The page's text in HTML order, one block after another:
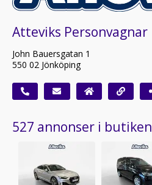
Atteviks Personvagnar
John Bauersgatan 1
550 02 Jönköping
527 annonser i butiken